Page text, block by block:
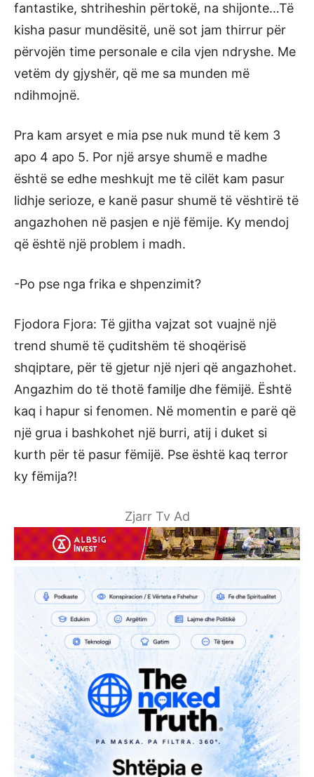
fantastike, shtriheshin përtokë, na shijonte…Të
kisha pasur mundësitë, unë sot jam thirrur për
përvojën time personale e cila vjen ndryshe. Me
vetëm dy gjyshër, që me sa munden më
ndihmojnë.
Pra kam arsyet e mia pse nuk mund të kem 3
apo 4 apo 5. Por një arsye shumë e madhe
është se edhe meshkujt me të cilët kam pasur
lidhje serioze, e kanë pasur shumë të vështirë të
angazhohen në pasjen e një fëmije. Ky mendoj
që është një problem i madh.
-Po pse nga frika e shpenzimit?
Fjodora Fjora: Të gjitha vajzat sot vuajnë një
trend shumë të çuditshëm të shoqërisë
shqiptare, për të gjetur një njeri që angazhohet.
Angazhim do të thotë familje dhe fëmijë. Është
kaq i hapur si fenomen. Në momentin e parë që
një grua i bashkohet një burri, atij i duket si
kurth për të pasur fëmijë. Pse është kaq terror
ky fëmija?!
Zjarr Tv Ad